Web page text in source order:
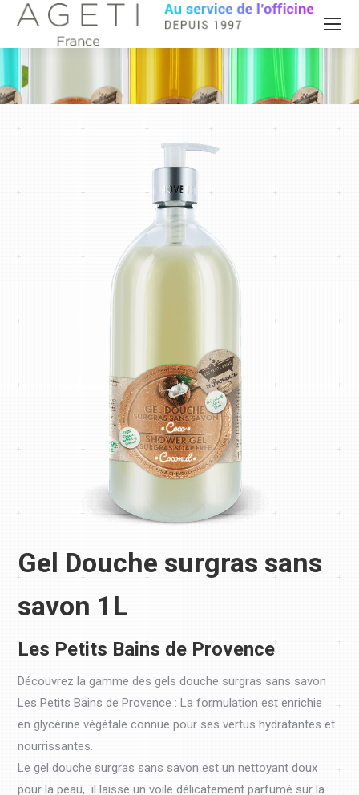
Gel Douche surgras sans
savon 1L
Les Petits Bains de Provence
Découvrez la gamme des gels douche surgras sans savon
Les Petits Bains de Provence : La formulation est enrichie
en glycérine végétale connue pour ses vertus hydratantes et
nourrissantes.
Le gel douche surgras sans savon est un nettoyant doux
pour la peau, il laisse un voile délicatement parfumé sur la